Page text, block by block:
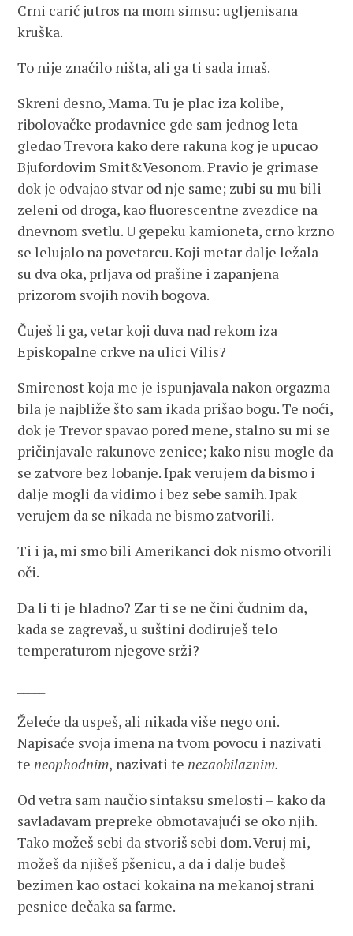
Crni carić jutros na mom simsu: ugljenisana
kruška.
To nije značilo ništa, ali ga ti sada imaš.
Skreni desno, Mama. Tu je plac iza kolibe,
ribolovačke prodavnice gde sam jednog leta
gledao Trevora kako dere rakuna kog je upucao
Bjufordovim Smit&Vesonom. Pravio je grimase
dok je odvajao stvar od nje same; zubi su mu bili
zeleni od droga, kao fluorescentne zvezdice na
dnevnom svetlu. U gepeku kamioneta, crno krzno
se lelujalo na povetarcu. Koji metar dalje ležala
su dva oka, prljava od prašine i zapanjena
prizorom svojih novih bogova.
Čuješ li ga, vetar koji duva nad rekom iza
Episkopalne crkve na ulici Vilis?
Smirenost koja me je ispunjavala nakon orgazma
bila je najbliže što sam ikada prišao bogu. Te noći,
dok je Trevor spavao pored mene, stalno su mi se
pričinjavale rakunove zenice; kako nisu mogle da
se zatvore bez lobanje. Ipak verujem da bismo i
dalje mogli da vidimo i bez sebe samih. Ipak
verujem da se nikada ne bismo zatvorili.
Ti i ja, mi smo bili Amerikanci dok nismo otvorili
oči.
Da li ti je hladno? Zar ti se ne čini čudnim da,
kada se zagrevaš, u suštini dodiruješ telo
temperaturom njegove srži?
Želeće da uspeš, ali nikada više nego oni.
Napisaće svoja imena na tvom povocu i nazivati
te neophodnim, nazivati te nezaobilaznim.
Od vetra sam naučio sintaksu smelosti – kako da
savladavam prepreke obmotavajući se oko njih.
Tako možeš sebi da stvoriš sebi dom. Veruj mi,
možeš da njišeš pšenicu, a da i dalje budeš
bezimen kao ostaci kokaina na mekanoj strani
pesnice dečaka sa farme.